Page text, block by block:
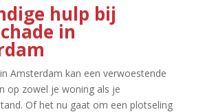
hulp bij
in
Amsterdam kan een verwoestende
op zowel je woning als je
Of het nu gaat om een plotseling